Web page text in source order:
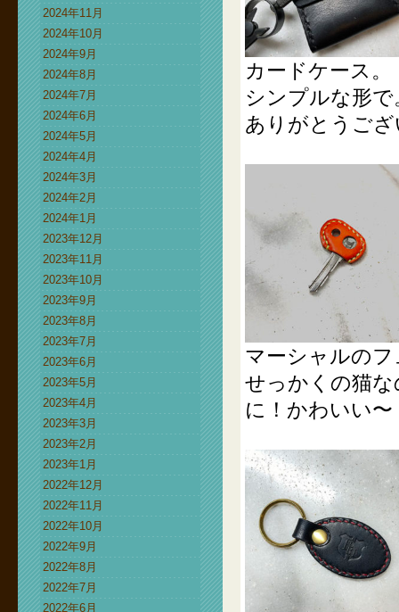
2024年11月
2024年10月
2024年9月
2024年8月
2024年7月
2024年6月
2024年5月
2024年4月
2024年3月
2024年2月
2024年1月
2023年12月
2023年11月
2023年10月
2023年9月
2023年8月
2023年7月
2023年6月
2023年5月
2023年4月
2023年3月
2023年2月
2023年1月
2022年12月
2022年11月
2022年10月
2022年9月
2022年8月
2022年7月
2022年6月
カードケース。
シンプルな形
ありがとうご
マーシャルの
せっかくの猫
に！かわいい〜